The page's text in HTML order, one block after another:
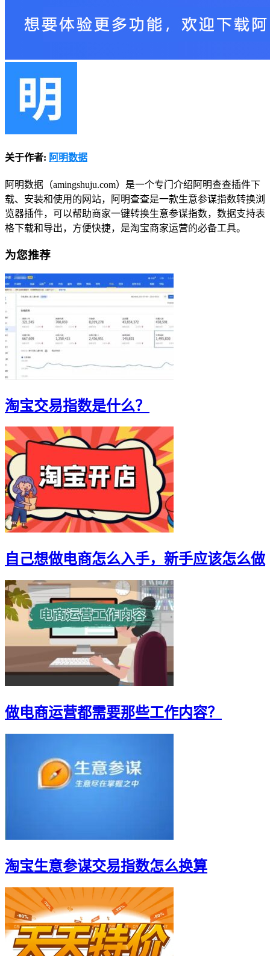
关于作者: 阿明数据
阿明数据（amingshuju.com）是一个专门介绍阿明查查插件下
载、安装和使用的网站，阿明查查是一款生意参谋指数转换浏
览器插件，可以帮助商家一键转换生意参谋指数，数据支持表
格下载和导出，方便快捷，是淘宝商家运营的必备工具。
为您推荐
淘宝交易指数是什么？
自己想做电商怎么入手，新手应该怎么做
做电商运营都需要那些工作内容？
淘宝生意参谋交易指数怎么换算